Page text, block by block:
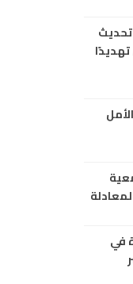
تحديث
في